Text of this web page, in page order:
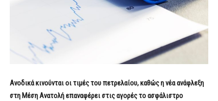
Ανοδικά κινούνται οι τιμές του πετρελαίου, καθώς η νέα ανάφλεξη
στη Μέση Ανατολή επαναφέρει στις αγορές το ασφάλιστρο